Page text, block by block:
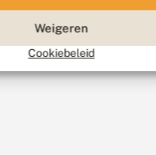
Weigeren
Cookiebeleid